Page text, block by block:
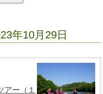
年10月29日
アー（１